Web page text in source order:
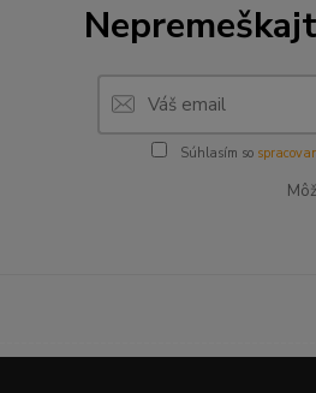
Súhlasím so